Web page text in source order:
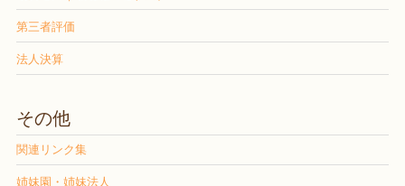
第三者評価
法人決算
その他
関連リンク集
姉妹園・姉妹法人